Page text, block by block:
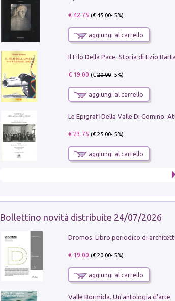
€ 42.75 (€45.00- 5%)
aggiungi al carrello
€ 19.00 (€20.00- 5%)
aggiungi al carrello
€ 23.75 (€25.00- 5%)
aggiungi al carrello
Bollettino novità distribuite 24/07/2026
€ 19.00 (€20.00- 5%)
aggiungi al carrello
Valle Bormida. Un'antologia d'arte